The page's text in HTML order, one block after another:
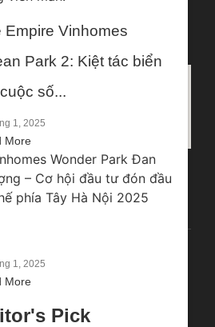
Empire Vinhomes
Park 2: Kiệt tác biển
số...
1, 2025
More
1, 2025
More
Pick
Đa Tốn, Hưng Yên, Việt Nam
chia sẻ miễn phí có tính chất tham khảo;
điểm cá nhân của đội ngũ tư vấn và không
của tổ chức nào. ….)